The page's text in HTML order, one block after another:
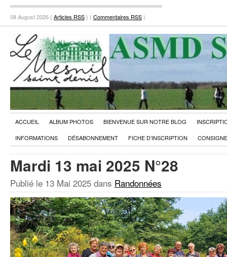
08 August 2026 { Articles RSS} { Commentaires RSS}
ACCUEIL ALBUM PHOTOS BIENVENUE SUR NOTRE BLOG
INFORMATIONS
DÉSABONNEMENT FICHE D’INSCRIPTION
Mardi 13 mai 2025 N°28
Publié le 13 Mai 2025 dans Randonnées